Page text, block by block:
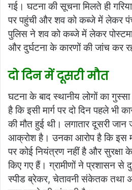
गई। घटना की सूचना मिलते ही
पर पहुंची और शव को कब्जे में लेकर
पुलिस ने शव को कब्जे में लेकर
और दुर्घटना के कारणों की जांच कर
दो दिन में दूसरी मौत
घटना के बाद स्थानीय लोगों का
है कि इसी मार्ग पर दो दिन पहले भी
की मौत हुई थी। लगातार दूसरी जान
आक्रोश है। उनका आरोप है कि इस
पर कोई नियंत्रण नहीं है और सुरक्षा के
किए गए हैं। ग्रामीणों ने प्रशासन से
स्पीड ब्रेकर, चेतावनी संकेतक तथा